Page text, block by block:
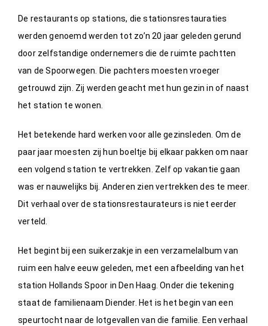
De restaurants op stations, die stationsrestauraties
werden genoemd werden tot zo’n 20 jaar geleden gerund
door zelfstandige ondernemers die de ruimte pachtten
van de Spoorwegen. Die pachters moesten vroeger
getrouwd zijn. Zij werden geacht met hun gezin in of naast
het station te wonen.
Het betekende hard werken voor alle gezinsleden. Om de
paar jaar moesten zij hun boeltje bij elkaar pakken om naar
een volgend station te vertrekken. Zelf op vakantie gaan
was er nauwelijks bij. Anderen zien vertrekken des te meer.
Dit verhaal over de stationsrestaurateurs is niet eerder
verteld.
Het begint bij een suikerzakje in een verzamelalbum van
ruim een halve eeuw geleden, met een afbeelding van het
station Hollands Spoor in Den Haag. Onder die tekening
staat de familienaam Diender. Het is het begin van een
speurtocht naar de lotgevallen van die familie. Een verhaal